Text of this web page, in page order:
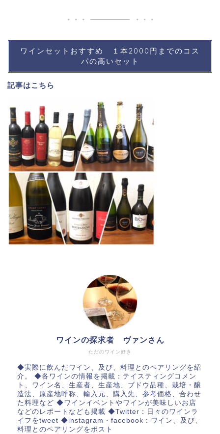
ワインセットおすすめ １本2000円までのコス
パの高いセット
記事はこちら
ただのワイン好き
ワインの探求者 ヴァンさん
◆実際に飲んだワイン、及び、料理とのペアリングを紹
介。 ◆各ワインの情報を掲載：テイスティングコメン
ト、ワイン名、生産者、生産地、ブドウ品種、栽培・醸
造法、原産地呼称、輸入元、購入先、参考価格、合わせ
た料理など ◆ワインイベントやワインが美味しいお店
などのレポートなども掲載 ◆Twitter：日々のワインラ
イフをtweet ◆instagram・facebook：ワイン、及び、
料理とのペアリングをポスト